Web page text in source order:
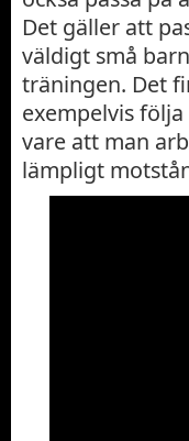
Det gäller att
väldigt små
träningen. Det
exempelvis
vare att man
lämpligt